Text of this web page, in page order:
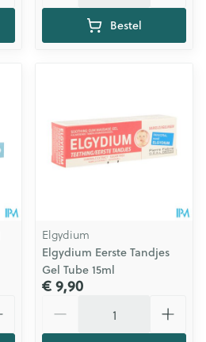
Bestel
Elgydium
Elgydium Eerste Tandjes
Gel Tube 15ml
€ 9,90